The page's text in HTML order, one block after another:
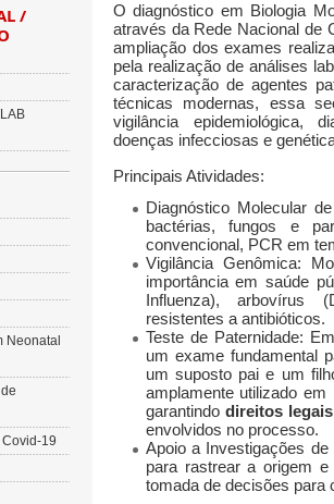
O diagnóstico em Biologia
através da Rede Nacional de
ampliação dos exames
pela realização de análises
caracterização de agentes
técnicas modernas, essa
vigilância epidemiológica,
doenças infecciosas e
Principais Atividades:
Diagnóstico Molecular
bactérias, fungos e
convencional, PCR em
Vigilância Genômica:
importância em saúde
Influenza), arbovírus
resistentes a antibióticos.
Teste de Paternidade:
um exame fundamental
um suposto pai e um
amplamente utilizado
garantindo direitos
envolvidos no processo.
Apoio a Investigações de
para rastrear a origem
tomada de decisões para
/
Neonatal
Covid-19